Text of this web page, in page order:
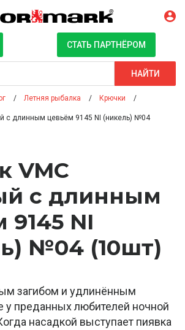
СТАТЬ ПАРТНЁРОМ
НАЙТИ
Летняя рыбалка
Крючки
с длинным цевьём 9145 NI (никель) №04
VMC
с длинным
9145 NI
№04 (10шт)
загибом и удлинённым
у преданных любителей ночной
насадкой выступает пиявка